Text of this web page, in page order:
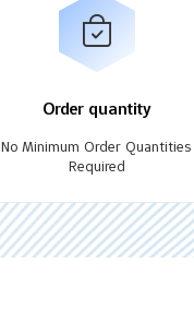
Order quantity
No Minimum Order Quantities
Required